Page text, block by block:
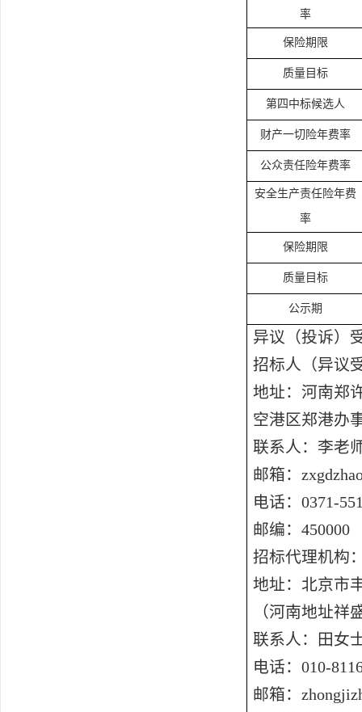
率
保险期限
质量目标
第四中标候选人
财产一切险年费率
公众责任险年费率
安全生产责任险年费
率
保险期限
质量目标
公示期
异议（投诉）
招标人（异议
地址：河南郑
空港区郑港办
联系人：李老
邮箱：
电话： 0371-
邮编： 450000
招标代理机构
地址：北京市
（河南地址祥
联系人：田女
电话： 010-
邮箱：